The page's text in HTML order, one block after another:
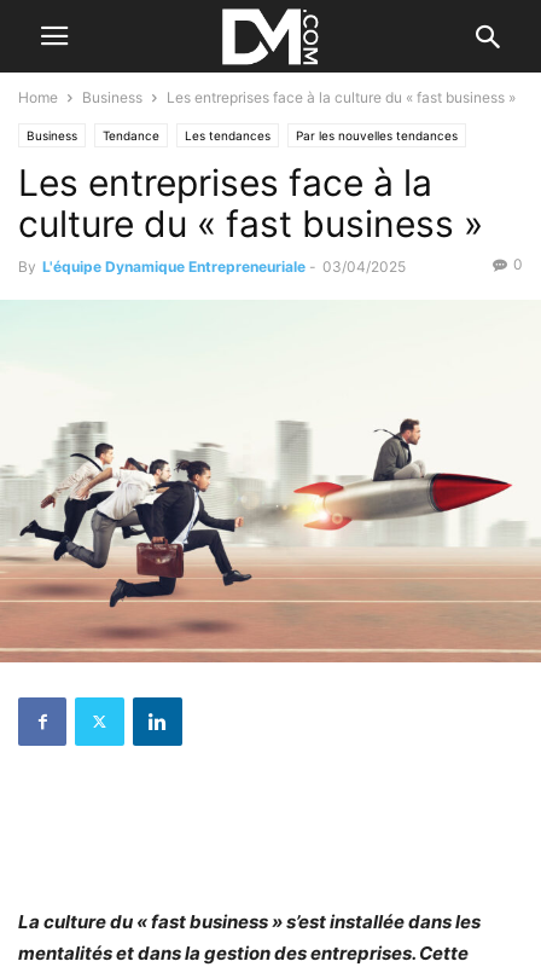
Home Business Les entreprises face à la culture du « fast business »
Business Tendance Les tendances Par les nouvelles tendances
Les entreprises face à la
culture du « fast business »
By L'équipe Dynamique Entrepreneuriale - 03/04/2025 0
La culture du « fast business » s’est installée dans les
mentalités et dans la gestion des entreprises. Cette